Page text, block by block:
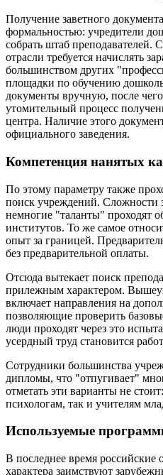
Получение заветного
формальностью: учредители
собрать штаб преподавателей.
отрасли требуется начислять
большинством других
площадки по обучению
документы вручную, после
утомительный процесс
центра. Наличие этого
официального заведения.
Компетенция нанятых
По этому параметру также
поиск учреждений. Сложности
немногие "таланты" проходят
институтов. То же самое
опыт за границей.
без предварительной оплаты.
Отсюда вытекает поиск
прилежным характером.
включает направления на
позволяющие проверить
люди проходят через это
усердный труд становится
Сотрудники большинства
дипломы, что "отпугивает"
отметать эти варианты не
психологам, так и учителям
Используемые
В последнее время российские
характера заимствуют